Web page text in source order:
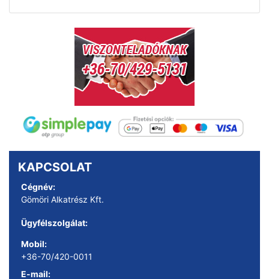
KAPCSOLAT
Cégnév:
Gömöri Alkatrész Kft.
Ügyfélszolgálat:
Mobil:
+36-70/420-0011
E-mail: